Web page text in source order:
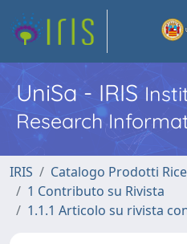
UniSa - IRIS
Research
IRIS
Catalogo Prodotti
1 Contributo su Rivista
1.1.1 Articolo su rivista